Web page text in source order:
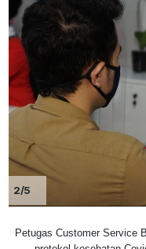
2/5
Petugas Customer Service